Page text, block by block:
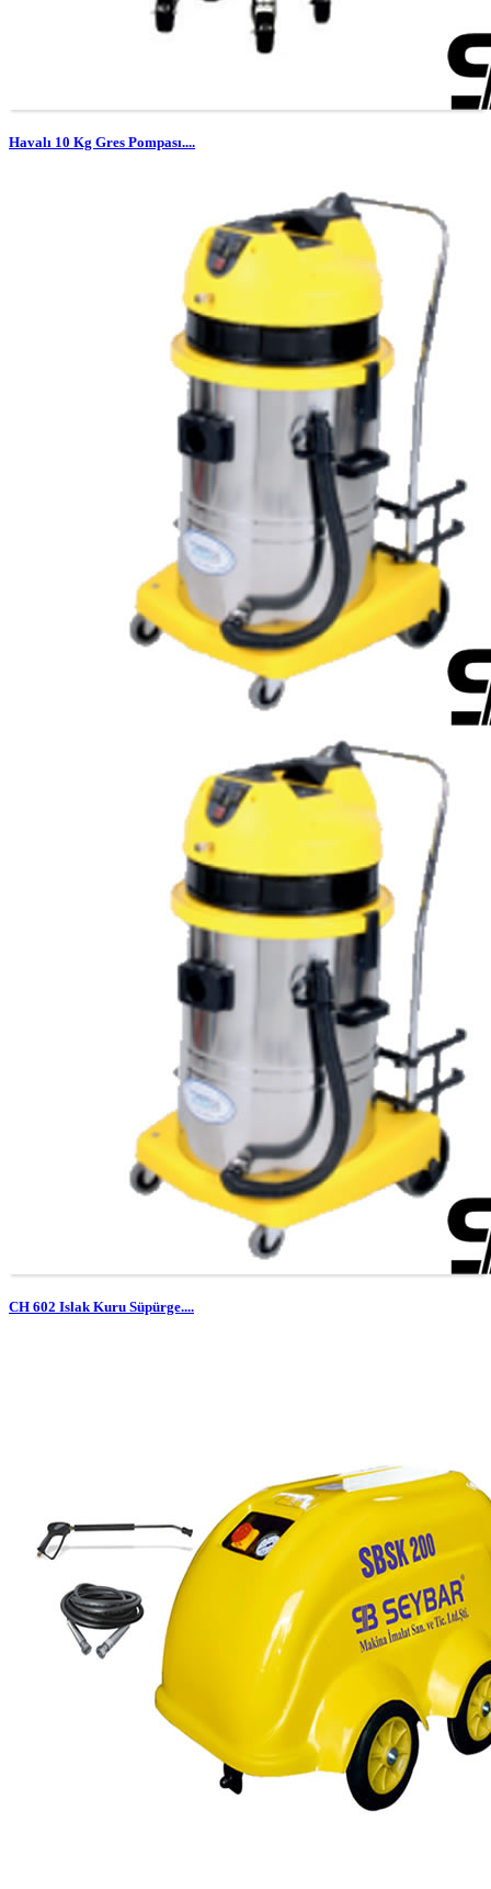
Havalı 10 Kg Gres Pompası....
CH 602 Islak Kuru Süpürge....